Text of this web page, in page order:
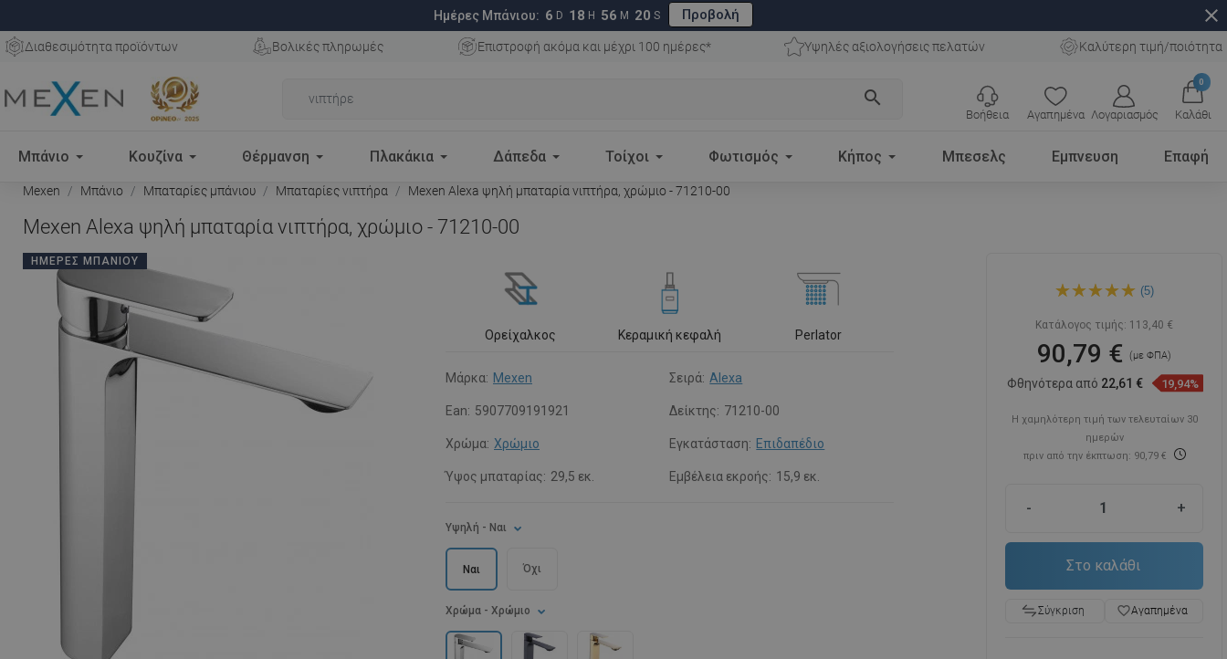
Ημέρες Μπάνιου: 6 D 18 H 56 M 19 S Προβολή close
Διαθεσιμότητα προϊόντων Βολικές πληρωμές Επιστροφή ακόμα και μέχρι 100 ημέρες* Υψηλές αξιολογήσεις πελατών Καλύτερη τιμή/ποιότητα
search
Αγαπημένα Λογαριασμός
0
Καλάθι
Βοήθεια
Μπάνιο Κουζίνα Θέρμανση Πλακάκια Δάπεδα Τοίχοι Φωτισμός Κήπος Μπεσελς Εμπνευση Επαφή
Mexen Μπάνιο Μπαταρίες μπάνιου Μπαταρίες νιπτήρα Mexen Alexa ψηλή μπαταρία νιπτήρα, χρώμιο - 71210-00
Mexen Alexa ψηλή μπαταρία νιπτήρα, χρώμιο - 71210-00
ΗΜΈΡΕΣ ΜΠΆΝΙΟΥ
Ορείχαλκος Κεραμική κεφαλή Perlator
Μάρκα: Mexen Σειρά: Alexa
Ean: 5907709191921 Δείκτης: 71210-00
Χρώμα: Χρώμιο Εγκατάσταση: Επιδαπέδιο
Ύψος μπαταρίας: 29,5 εκ. Εμβέλεια εκροής: 15,9 εκ.
Χρώμα - Χρώμιο
Υψηλή - Ναι
Ναι Όχι
Mexen Alexa ψηλή μπαταρία
νιπτήρα, χρώμιο - 71210-00
(5)
Κατάλογος τιμής: 113,40 €
90,79 €(με ΦΠΑ)
Φθηνότερα από 22,61 € 19,94%
Η χαμηλότερη τιμή των τελευταίων 30
ημερών
πριν από την έκπτωση: 90,79 €
- +
Στο καλάθι
Σύγκριση favorite_borderΑγαπημένα